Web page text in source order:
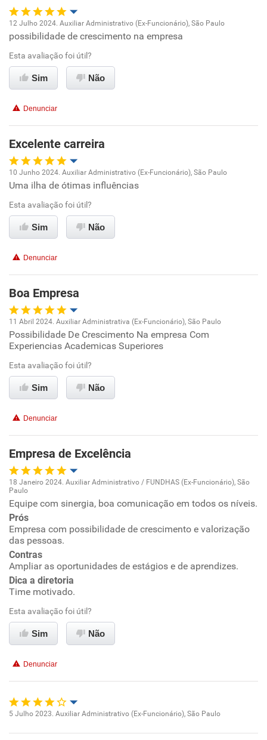
Recomenda a diretoria
Oportunidade de promoção
Ambiente de trabalho
Benefícios
Recomenda esta empresa
12 Julho 2024. Auxiliar Administrativo (Ex-Funcionário), São Paulo
possibilidade de crescimento na empresa
Esta avaliação foi útil?
Sim Não
Denunciar
Excelente carreira
Oportunidade de promoção
Ambiente de trabalho
Benefícios
Recomenda esta empresa
Recomenda a diretoria
10 Junho 2024. Auxiliar Administrativo (Ex-Funcionário), São Paulo
Uma ilha de ótimas influências
Esta avaliação foi útil?
Sim Não
Denunciar
Boa Empresa
Oportunidade de promoção
Ambiente de trabalho
Conciliação com a vida familiar
Recomenda esta empresa
Recomenda a diretoria
11 Abril 2024. Auxiliar Administrativa (Ex-Funcionário), São Paulo
Possibilidade De Crescimento Na empresa Com
Experiencias Academicas Superiores
Esta avaliação foi útil?
Sim Não
Denunciar
Empresa de Excelência
Oportunidade de promoção
Ambiente de trabalho
Conciliação com a vida familiar
Benefícios
Recomenda esta empresa
Recomenda a diretoria
18 Janeiro 2024. Auxiliar Administrativo / FUNDHAS (Ex-Funcionário), São
Paulo
Equipe com sinergia, boa comunicação em todos os níveis.
Prós
Empresa com possibilidade de crescimento e valorização
das pessoas.
Contras
Ampliar as oportunidades de estágios e de aprendizes.
Dica a diretoria
Time motivado.
Esta avaliação foi útil?
Sim Não
Denunciar
5 Julho 2023. Auxiliar Administrativo (Ex-Funcionário), São Paulo